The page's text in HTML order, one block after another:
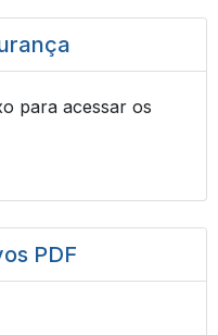
para acessar os
PDF